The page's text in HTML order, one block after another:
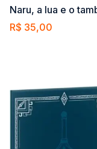
Naru, a lua e o
R$ 35,00